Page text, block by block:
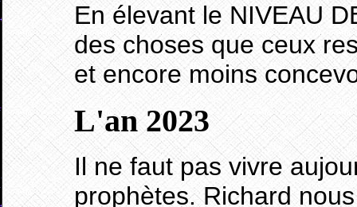
En élevant le NIVEAU
des choses que ceux
et encore moins
L'an2023
Il ne faut pas vivre
prophètes. Richard